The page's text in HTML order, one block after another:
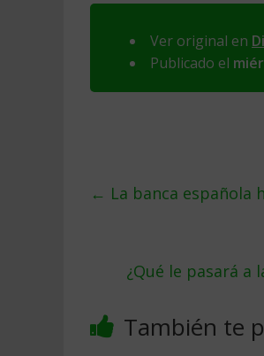
Ver original en
Publicado el
← La banca española
¿Qué le pasará a
También te